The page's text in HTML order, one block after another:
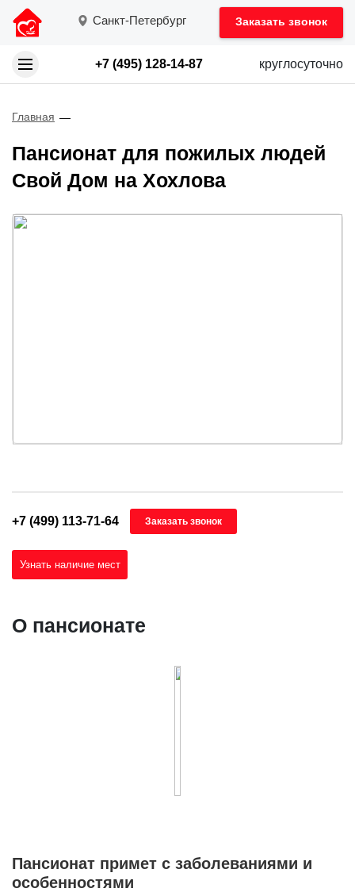
Санкт-Петербург Заказать звонок
+7 (495) 128-14-87 круглосуточно
Главная
Пансионат для пожилых людей
Свой Дом на Хохлова
+7 (499) 113-71-64 Заказать звонок
Узнать наличие мест
О пансионате
Пансионат примет с заболеваниями и
особенностями